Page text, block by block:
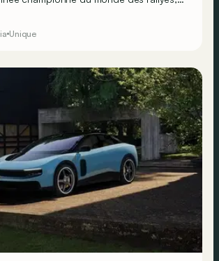
intégrale… Ne faisant
alors une bien curieuse berline : la
Unique